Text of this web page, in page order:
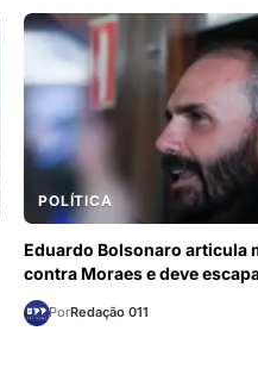
POLÍTICA
Eduardo Bolsonaro articula
contra Moraes e deve
PorRedação 011